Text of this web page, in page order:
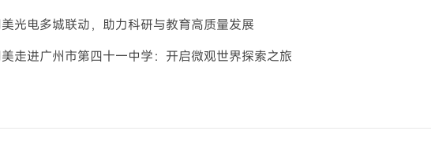
光电多城联动，助力科研与教育高质量发展
走进广州市第四十一中学：开启微观世界探索之旅